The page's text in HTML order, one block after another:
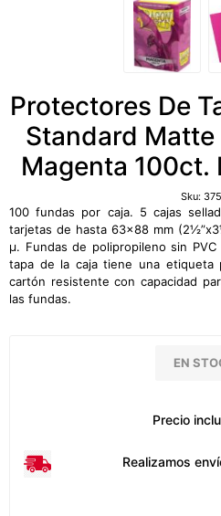
Protectores De
Standard
Magenta 100ct.
Sku:
100 fundas por caja. 5 cajas
tarjetas de hasta 63×88 mm
μ. Fundas de polipropileno sin
tapa de la caja tiene una etiqueta
cartón resistente con capacidad
las fundas.
EN
Precio
Realizamos